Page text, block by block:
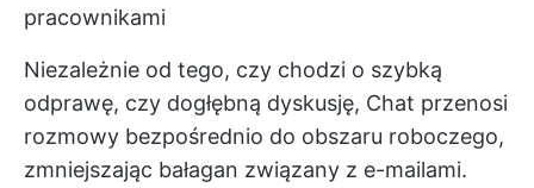
pracownikami
Niezależnie od tego, czy chodzi o szybką
odprawę, czy dogłębną dyskusję, Chat przenosi
rozmowy bezpośrednio do obszaru roboczego,
zmniejszając bałagan związany z e-mailami.